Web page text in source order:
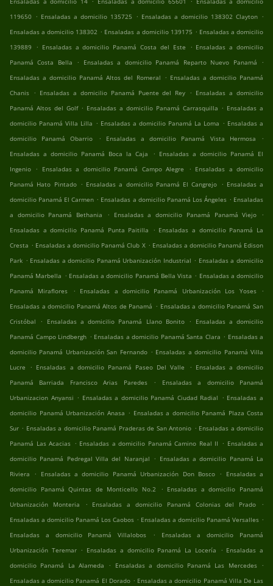
119650 . Ensaladas a domicilio 135725 . Ensaladas a domicilio 138302 Clayton .
Ensaladas a domicilio 138302 . Ensaladas a domicilio 139175 . Ensaladas a domicilio
139889
. Ensaladas a domicilio Panamá Costa del Este . Ensaladas a domicilio
Panamá Costa Bella
. Ensaladas a domicilio Panamá Reparto Nuevo Panamá
.
Ensaladas a domicilio Panamá Altos del Romeral . Ensaladas a domicilio Panamá
Chanis . Ensaladas a domicilio Panamá Puente del Rey . Ensaladas a domicilio
Panamá Altos del Golf . Ensaladas a domicilio Panamá Carrasquilla . Ensaladas a
domicilio Panamá Villa Lilla . Ensaladas a domicilio Panamá La Loma . Ensaladas a
domicilio Panamá Obarrio
. Ensaladas a domicilio Panamá Vista Hermosa
.
Ensaladas a domicilio Panamá Boca la Caja
. Ensaladas a domicilio Panamá El
Ingenio
. Ensaladas a domicilio Panamá Campo Alegre . Ensaladas a domicilio
Panamá Hato Pintado . Ensaladas a domicilio Panamá El Cangrejo . Ensaladas a
domicilio Panamá El Carmen . Ensaladas a domicilio Panamá Los Ángeles . Ensaladas
a domicilio Panamá Bethania
. Ensaladas a domicilio Panamá Panamá Viejo
.
Ensaladas a domicilio Panamá Punta Paitilla
. Ensaladas a domicilio Panamá La
Cresta . Ensaladas a domicilio Panamá Club X . Ensaladas a domicilio Panamá Edison
Park . Ensaladas a domicilio Panamá Urbanización Industrial . Ensaladas a domicilio
Panamá Marbella . Ensaladas a domicilio Panamá Bella Vista . Ensaladas a domicilio
Panamá Miraflores
. Ensaladas a domicilio Panamá Urbanización Los Yoses
.
Ensaladas a domicilio Panamá Altos de Panamá . Ensaladas a domicilio Panamá San
Cristóbal
. Ensaladas a domicilio Panamá Llano Bonito .
Ensaladas a domicilio
Panamá Campo Lindbergh . Ensaladas a domicilio Panamá Santa Clara . Ensaladas a
domicilio Panamá Urbanización San Fernando . Ensaladas a domicilio Panamá Villa
Lucre
. Ensaladas a domicilio Panamá Paseo Del Valle . Ensaladas a domicilio
Panamá Barriada Francisco Arias Paredes
.
Ensaladas a domicilio Panamá
Urbanizacion Anyansi . Ensaladas a domicilio Panamá Ciudad Radial . Ensaladas a
domicilio Panamá Urbanización Anasa . Ensaladas a domicilio Panamá Plaza Costa
Sur . Ensaladas a domicilio Panamá Praderas de San Antonio . Ensaladas a domicilio
Panamá Las Acacias . Ensaladas a domicilio Panamá Camino Real II . Ensaladas a
domicilio Panamá Pedregal Villa del Naranjal . Ensaladas a domicilio Panamá La
Riviera
. Ensaladas a domicilio Panamá Urbanización Don Bosco .
Ensaladas a
domicilio Panamá Quintas de Monticello No.2
. Ensaladas a domicilio Panamá
Urbanización Monteria
. Ensaladas a domicilio Panamá Colonias del Prado
.
Ensaladas a domicilio Panamá Los Caobos . Ensaladas a domicilio Panamá Versalles .
Ensaladas a domicilio Panamá Villalobos
.
Ensaladas a domicilio Panamá
Urbanización Teremar . Ensaladas a domicilio Panamá La Locería . Ensaladas a
domicilio Panamá La Alameda
. Ensaladas a domicilio Panamá Las Mercedes .
Ensaladas a domicilio Panamá El Dorado . Ensaladas a domicilio Panamá Villa De Las